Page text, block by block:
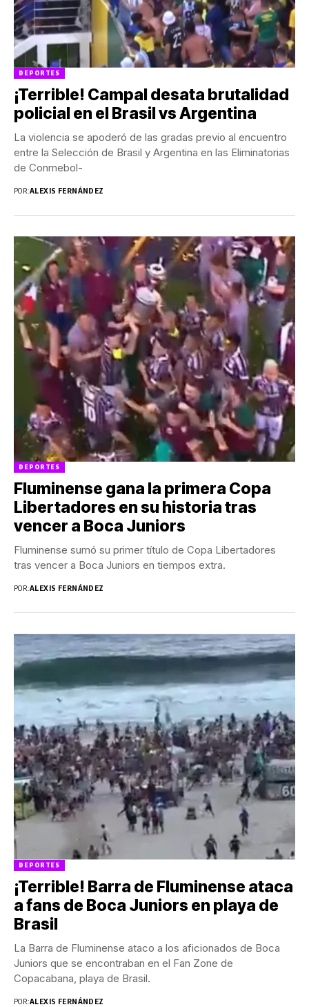
DEPORTES
¡Terrible! Campal desata brutalidad
policial en el Brasil vs Argentina
La violencia se apoderó de las gradas previo al encuentro
entre la Selección de Brasil y Argentina en las Eliminatorias
de Conmebol-
POR:ALEXIS FERNÁNDEZ
DEPORTES
Fluminense gana la primera Copa
Libertadores en su historia tras
vencer a Boca Juniors
Fluminense sumó su primer título de Copa Libertadores
tras vencer a Boca Juniors en tiempos extra.
POR:ALEXIS FERNÁNDEZ
DEPORTES
¡Terrible! Barra de Fluminense ataca
a fans de Boca Juniors en playa de
Brasil
La Barra de Fluminense ataco a los aficionados de Boca
Juniors que se encontraban en el Fan Zone de
Copacabana, playa de Brasil.
POR:ALEXIS FERNÁNDEZ